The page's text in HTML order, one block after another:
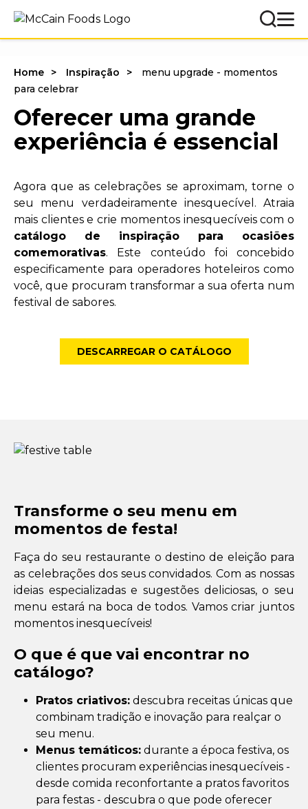
Home Inspiração
menu upgrade - momentos
para celebrar
Oferecer uma grande
experiência é essencial
Agora que as celebrações se aproximam, torne o
seu menu verdadeiramente inesquecível. Atraia
mais clientes e crie momentos inesquecíveis com o
catálogo de inspiração para ocasiões
comemorativas. Este conteúdo foi concebido
especificamente para operadores hoteleiros como
você, que procuram transformar a sua oferta num
festival de sabores.
DESCARREGAR O CATÁLOGO
Transforme o seu menu em
momentos de festa!
Faça do seu restaurante o destino de eleição para
as celebrações dos seus convidados. Com as nossas
ideias especializadas e sugestões deliciosas, o seu
menu estará na boca de todos. Vamos criar juntos
momentos inesquecíveis!
O que é que vai encontrar no
catálogo?
Pratos criativos: descubra receitas únicas que
combinam tradição e inovação para realçar o
seu menu.
Menus temáticos: durante a época festiva, os
clientes procuram experiências inesquecíveis -
desde comida reconfortante a pratos favoritos
para festas - descubra o que pode oferecer